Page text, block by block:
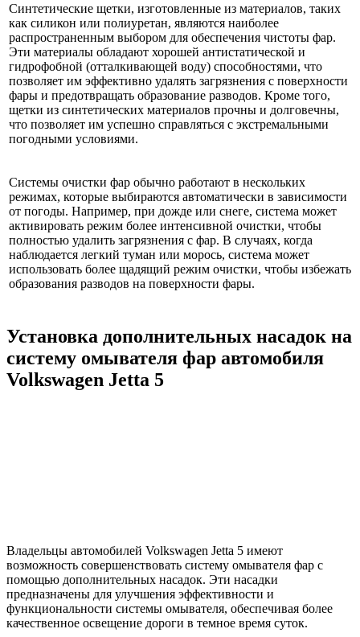
Синтетические щетки, изготовленные из материалов, таких
как силикон или полиуретан, являются наиболее
распространенным выбором для обеспечения чистоты фар.
Эти материалы обладают хорошей антистатической и
гидрофобной (отталкивающей воду) способностями, что
позволяет им эффективно удалять загрязнения с поверхности
фары и предотвращать образование разводов. Кроме того,
щетки из синтетических материалов прочны и долговечны,
что позволяет им успешно справляться с экстремальными
погодными условиями.
Системы очистки фар обычно работают в нескольких
режимах, которые выбираются автоматически в зависимости
от погоды. Например, при дожде или снеге, система может
активировать режим более интенсивной очистки, чтобы
полностью удалить загрязнения с фар. В случаях, когда
наблюдается легкий туман или морось, система может
использовать более щадящий режим очистки, чтобы избежать
образования разводов на поверхности фары.
Установка дополнительных насадок на
систему омывателя фар автомобиля
Volkswagen Jetta 5
Владельцы автомобилей Volkswagen Jetta 5 имеют
возможность совершенствовать систему омывателя фар с
помощью дополнительных насадок. Эти насадки
предназначены для улучшения эффективности и
функциональности системы омывателя, обеспечивая более
качественное освещение дороги в темное время суток.